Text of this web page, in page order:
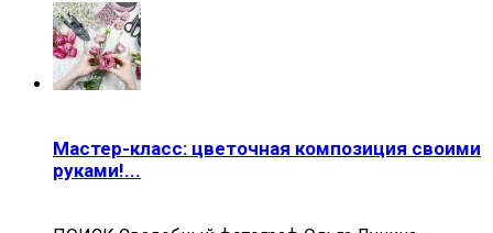
Мастер-класс: цветочная композиция своими
руками!...